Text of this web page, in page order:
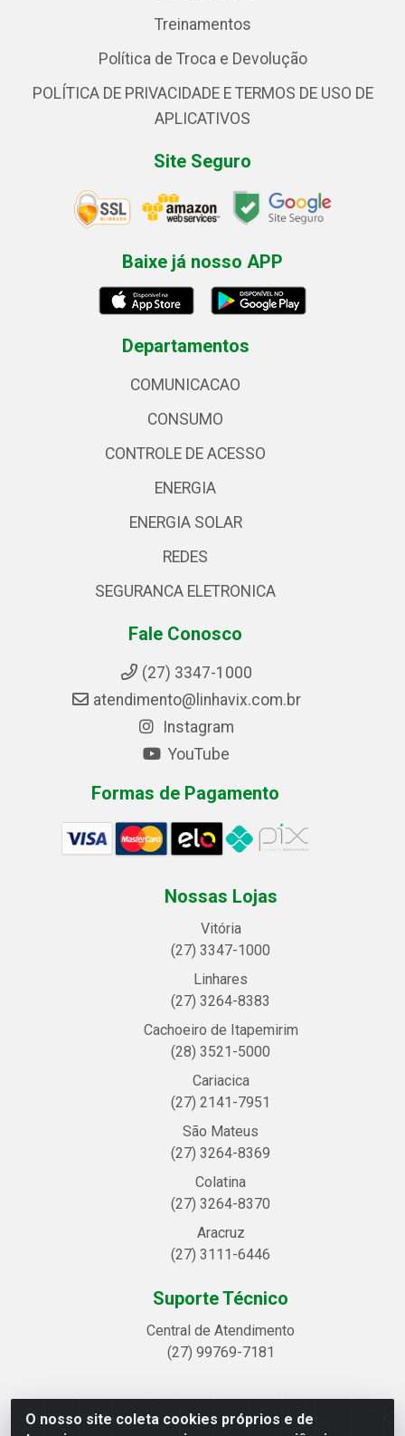
O nosso site coleta cookies próprios e de
Treinamentos
Política de Troca e Devolução
POLÍTICA DE PRIVACIDADE E TERMOS DE USO DE
APLICATIVOS
Site Seguro
Baixe já nosso APP
Departamentos
COMUNICACAO
CONSUMO
CONTROLE DE ACESSO
ENERGIA
ENERGIA SOLAR
REDES
SEGURANCA ELETRONICA
Fale Conosco
(27) 3347-1000
atendimento@linhavix.com.br
Instagram
YouTube
Formas de Pagamento
Nossas Lojas
Vitória
(27) 3347-1000
Linhares
(27) 3264-8383
Cachoeiro de Itapemirim
(28) 3521-5000
Cariacica
(27) 2141-7951
São Mateus
(27) 3264-8369
Colatina
(27) 3264-8370
Aracruz
(27) 3111-6446
Suporte Técnico
Central de Atendimento
(27) 99769-7181
Linhavix Distribuidora LTDA - Avenida Alegre, 2521 -